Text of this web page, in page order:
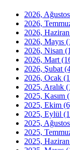
2026, Ağustos
2026,
2026, Haziran
2026, Mayıs
2026, Nisan
2026, Mart
2026, Şubat
2026, Ocak
2025, Aralık
2025, Kasım
2025, Ekim
2025, Eylül
2025, Ağustos
2025,
2025, Haziran